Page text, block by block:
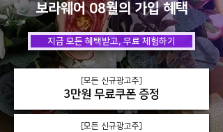
보라웨어 08월의 가입 혜택
지금 모든 혜택받고, 무료 체험하기
[모든 신규광고주]
3만원 무료쿠폰 증정
[모든 신규광고주]